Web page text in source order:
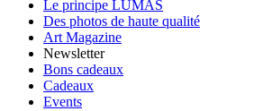
Le principe LUMAS
Des photos de haute qualité
Art Magazine
Newsletter
Bons cadeaux
Cadeaux
Events